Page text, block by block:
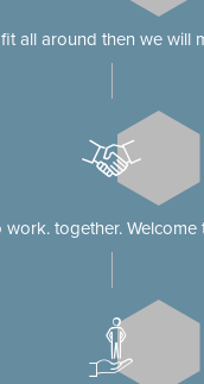
all around then we will
together. Welcome